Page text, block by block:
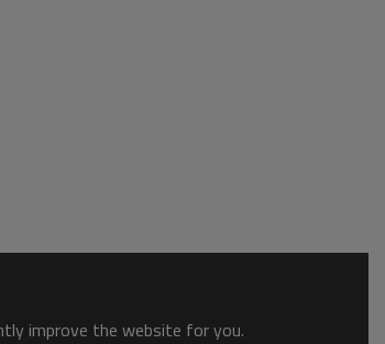
improve the website for you.